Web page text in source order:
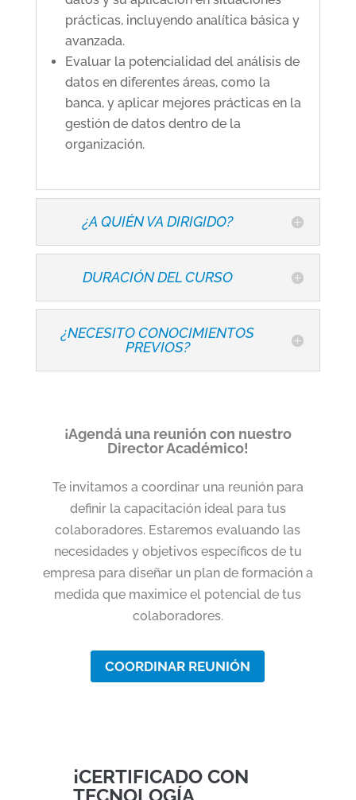
prácticas, incluyendo analítica básica y
avanzada.
Evaluar la potencialidad del análisis de
datos en diferentes áreas, como la
banca, y aplicar mejores prácticas en la
gestión de datos dentro de la
organización.
¿A QUIÉN VA DIRIGIDO?
DURACIÓN DEL CURSO
¿NECESITO CONOCIMIENTOS
PREVIOS?
¡Agendá una reunión con nuestro
Director Académico!
Te invitamos a coordinar una reunión para
definir la capacitación ideal para tus
colaboradores. Estaremos evaluando las
necesidades y objetivos específicos de tu
empresa para diseñar un plan de formación a
medida que maximice el potencial de tus
colaboradores.
COORDINAR REUNIÓN
¡CERTIFICADO CON